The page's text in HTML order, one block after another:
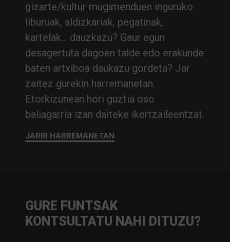
gizarte/kultur mugimenduen inguruko
liburuak, aldizkariak, pegatinak,
kartelak… dauzkazu? Gaur egun
desagertuta dagoen talde edo erakunde
baten artxiboa daukazu gordeta? Jar
zaitez gurekin harremanetan.
Etorkizunean hori guztia oso
baliagarria izan daiteke ikertzaileentzat.
JARRI HARREMANETAN
GURE FUNTSAK
KONTSULTATU NAHI DITUZU?